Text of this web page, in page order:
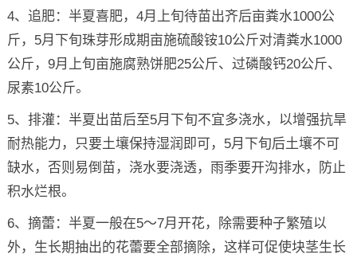
4、追肥：半夏喜肥，4月上旬待苗出齐后亩粪水1000公
斤，5月下旬珠芽形成期亩施硫酸铵10公斤对清粪水1000
公斤，9月上旬亩施腐熟饼肥25公斤、过磷酸钙20公斤、
尿素10公斤。
5、排灌：半夏出苗后至5月下旬不宜多浇水，以增强抗旱
耐热能力，只要土壤保持湿润即可，5月下旬后土壤不可
缺水，否则易倒苗，浇水要浇透，雨季要开沟排水，防止
积水烂根。
6、摘蕾：半夏一般在5～7月开花，除需要种子繁殖以
外，生长期抽出的花蕾要全部摘除，这样可促使块茎生长